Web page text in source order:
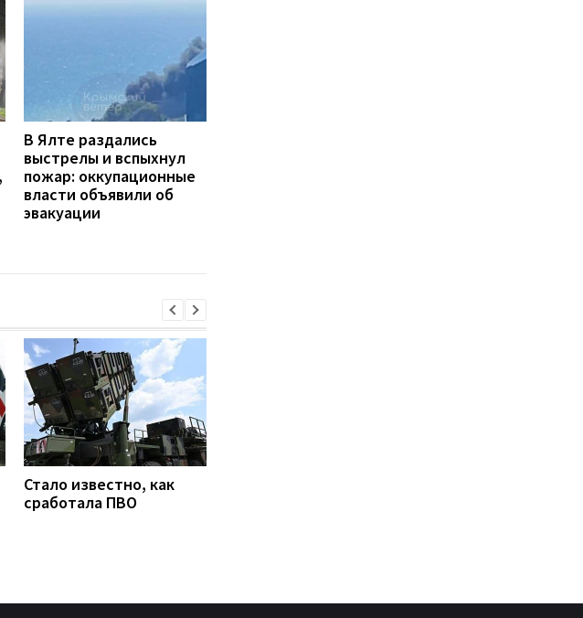
В Ялте раздались
выстрелы и вспыхнул
пожар: оккупационные
власти объявили об
эвакуации
Стало известно, как
сработала ПВО